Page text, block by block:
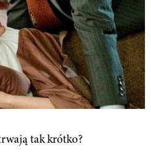
tak krótko?